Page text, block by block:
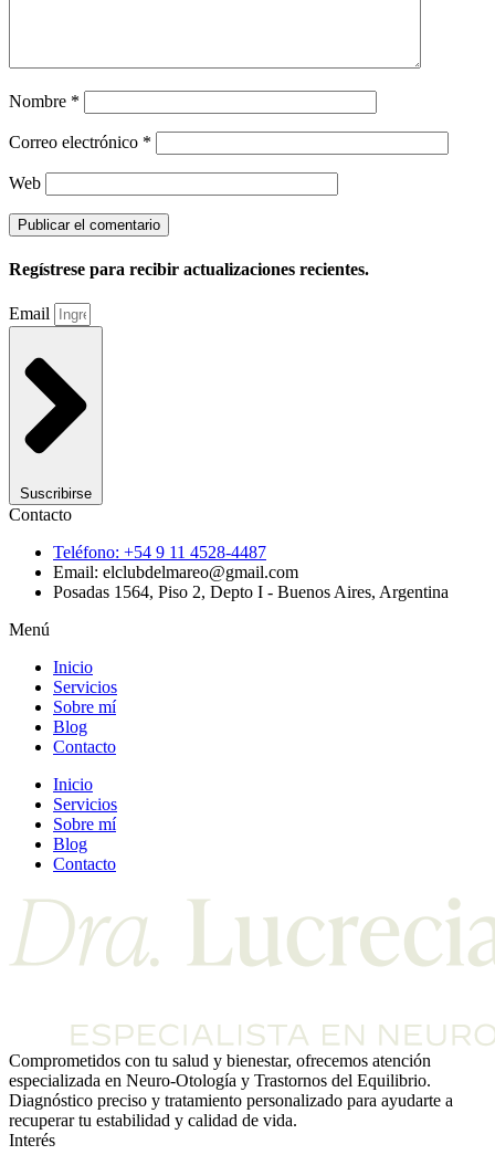
Nombre *
Correo electrónico *
Web
Regístrese para recibir actualizaciones recientes.
Email
Suscribirse
Contacto
Teléfono: +54 9 11 4528-4487
Email: elclubdelmareo@gmail.com
Posadas 1564, Piso 2, Depto I - Buenos Aires, Argentina
Menú
Inicio
Servicios
Sobre mí
Blog
Contacto
Inicio
Servicios
Sobre mí
Blog
Contacto
Comprometidos con tu salud y bienestar, ofrecemos atención
especializada en Neuro-Otología y Trastornos del Equilibrio.
Diagnóstico preciso y tratamiento personalizado para ayudarte a
recuperar tu estabilidad y calidad de vida.
Interés